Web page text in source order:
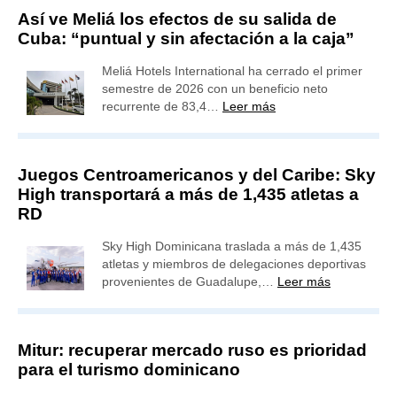
Así ve Meliá los efectos de su salida de
Cuba: “puntual y sin afectación a la caja”
Meliá Hotels International ha cerrado el primer
semestre de 2026 con un beneficio neto
recurrente de 83,4… Leer más
Juegos Centroamericanos y del Caribe: Sky
High transportará a más de 1,435 atletas a
RD
Sky High Dominicana traslada a más de 1,435
atletas y miembros de delegaciones deportivas
provenientes de Guadalupe,… Leer más
Mitur: recuperar mercado ruso es prioridad
para el turismo dominicano